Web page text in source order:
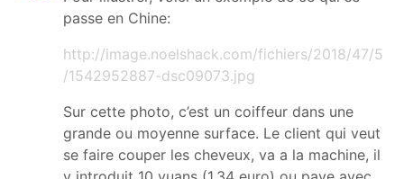
passe en Chine:
http://image.noelshack.com/fichiers/2018/47/5
/1542952887-dsc09073.jpg
Sur cette photo, c’est un coiffeur dans une
grande ou moyenne surface. Le client qui veut
se faire couper les cheveux, va a la machine, il